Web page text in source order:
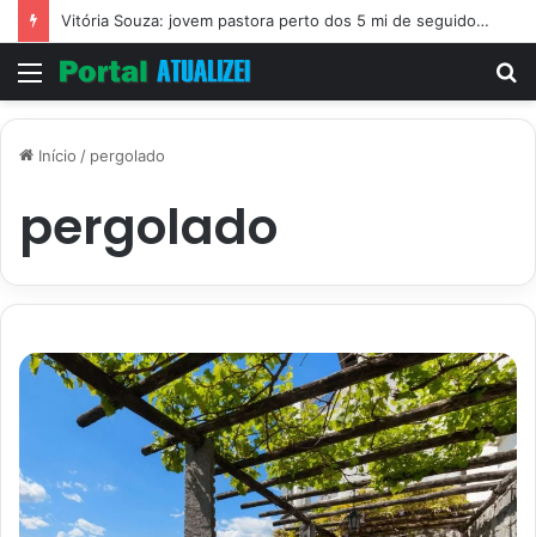
Vitória Souza: jovem pastora perto dos 5 mi de seguidores na web
Menu
Início / pergolado
pergolado